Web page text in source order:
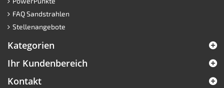
FAQ Sandstrahlen
Stellenangebote
Kategorien
Ihr Kundenbereich
Kontakt